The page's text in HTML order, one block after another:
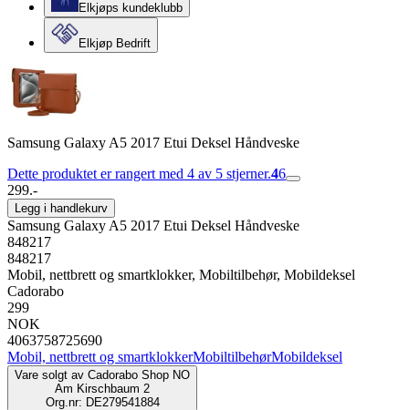
Elkjøps kundeklubb
Elkjøp Bedrift
Samsung Galaxy A5 2017 Etui Deksel Håndveske
Dette produktet er rangert med 4 av 5 stjerner.46
299.-
Legg i handlekurv
Samsung Galaxy A5 2017 Etui Deksel Håndveske
848217
848217
Mobil, nettbrett og smartklokker, Mobiltilbehør, Mobildeksel
Cadorabo
299
NOK
4063758725690
Mobil, nettbrett og smartklokkerMobiltilbehørMobildeksel
Vare solgt av Cadorabo Shop NO
Am Kirschbaum 2
Org.nr: DE279541884